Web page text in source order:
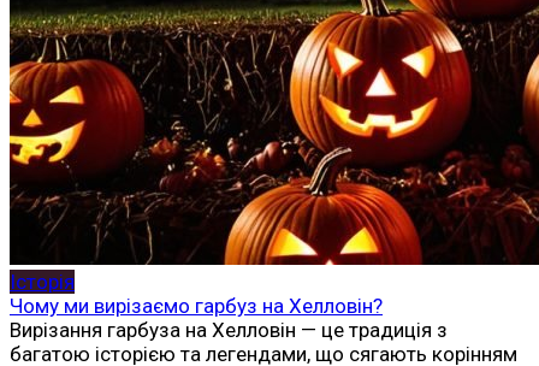
Історія
Чому ми вирізаємо гарбуз на Хелловін?
Вирізання гарбуза на Хелловін — це традиція з
багатою історією та легендами, що сягають корінням